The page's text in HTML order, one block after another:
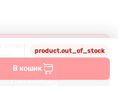
заявку, і менеджер
product.out_of_stock
В кошик